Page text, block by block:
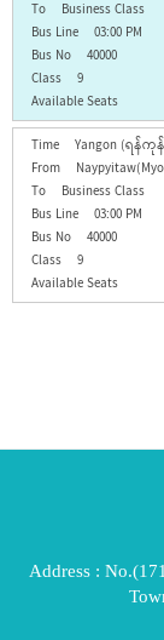
Business Class
03:00 PM
40000
9
Yangon (ရန်ကု
Business Class
03:00 PM
40000
9
Address :